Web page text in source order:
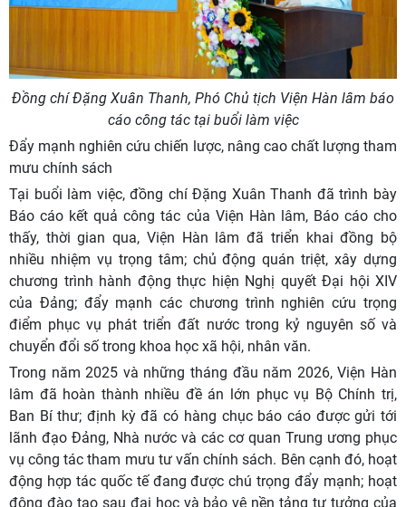
Đồng chí Đặng Xuân Thanh, Phó Chủ tịch Viện Hàn lâm báo
cáo công tác tại buổi làm việc
Đẩy mạnh nghiên cứu chiến lược, nâng cao chất lượng tham
mưu chính sách
Tại buổi làm việc, đồng chí Đặng Xuân Thanh đã trình bày
Báo cáo kết quả công tác của Viện Hàn lâm, Báo cáo cho
thấy, thời gian qua, Viện Hàn lâm đã triển khai đồng bộ
nhiều nhiệm vụ trọng tâm; chủ động quán triệt, xây dựng
chương trình hành động thực hiện Nghị quyết Đại hội XIV
của Đảng; đẩy mạnh các chương trình nghiên cứu trọng
điểm phục vụ phát triển đất nước trong kỷ nguyên số và
chuyển đổi số trong khoa học xã hội, nhân văn.
Trong năm 2025 và những tháng đầu năm 2026, Viện Hàn
lâm đã hoàn thành nhiều đề án lớn phục vụ Bộ Chính trị,
Ban Bí thư; định kỳ đã có hàng chục báo cáo được gửi tới
lãnh đạo Đảng, Nhà nước và các cơ quan Trung ương phục
vụ công tác tham mưu tư vấn chính sách. Bên cạnh đó, hoạt
động hợp tác quốc tế đang được chú trọng đẩy mạnh; hoạt
động đào tạo sau đại học và bảo vệ nền tảng tư tưởng của